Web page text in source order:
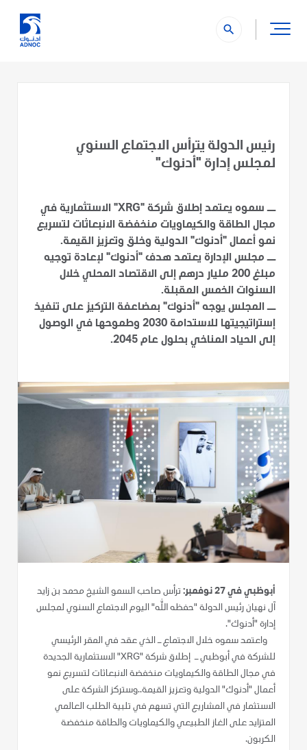
search
رئيس الدولة يترأس الاجتماع السنوي
لمجلس إدارة "أدنوك"
ــ سموه يعتمد إطلاق شركة "XRG" الاستثمارية في
مجال الطاقة والكيماويات منخفضة الانبعاثات لتسريع
نمو أعمال "أدنوك" الدولية وخلق وتعزيز القيمة.
ــ مجلس الإدارة يعتمد هدف "أدنوك" لإعادة توجيه
مبلغ 200 مليار درهم إلى الاقتصاد المحلي خلال
السنوات الخمس المقبلة.
ــ المجلس يوجه "أدنوك" بمضاعفة التركيز على تنفيذ
إستراتيجيتها للاستدامة 2030 وطموحها في الوصول
إلى الحياد المناخي بحلول عام 2045.
أبوظبي في 27 نوفمبر:
ترأس صاحب السمو الشيخ محمد بن زايد
آل نهيان رئيس الدولة "حفظه الله" اليوم الاجتماع السنوي لمجلس
إدارة "أدنوك".
واعتمد سموه خلال الاجتماع ـ الذي عقد في المقر الرئيسي
للشركة في أبوظبي ـ إطلاق شركة "XRG" الاستثمارية الجديدة
في مجال الطاقة والكيماويات منخفضة الانبعاثات لتسريع نمو
أعمال "أدنوك" الدولية وتعزيز القيمة..وستركز الشركة على
الاستثمار في المشاريع التي تسهم في تلبية الطلب العالمي
المتزايد على الغاز الطبيعي والكيماويات والطاقة منخفضة
الكربون.